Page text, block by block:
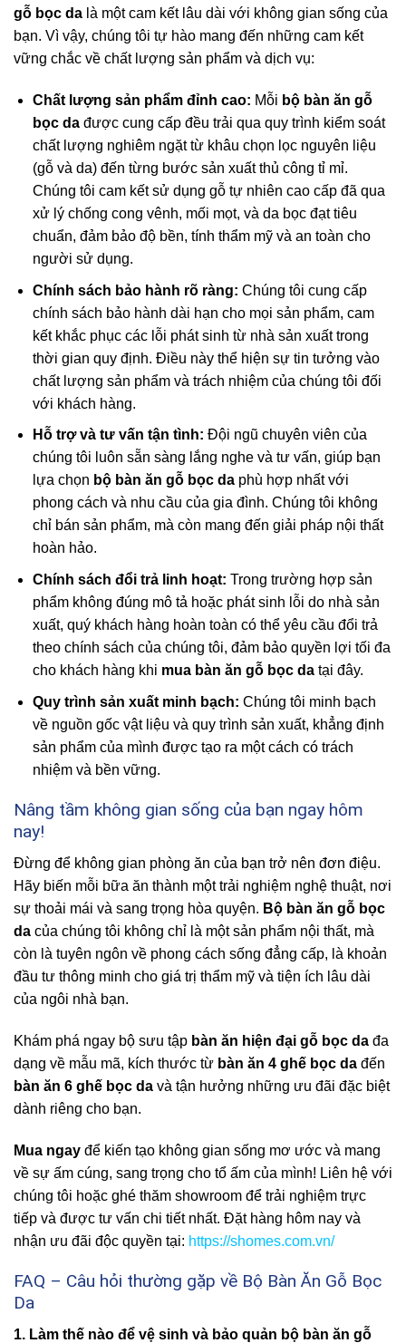
gỗ bọc da là một cam kết lâu dài với không gian sống của
bạn. Vì vậy, chúng tôi tự hào mang đến những cam kết
vững chắc về chất lượng sản phẩm và dịch vụ:
Chất lượng sản phẩm đỉnh cao: Mỗi bộ bàn ăn gỗ
bọc dađược cung cấp đều trải qua quy trình kiểm soát
chất lượng nghiêm ngặt từ khâu chọn lọc nguyên liệu
(gỗ và da) đến từng bước sản xuất thủ công tỉ mỉ.
Chúng tôi cam kết sử dụng gỗ tự nhiên cao cấp đã qua
xử lý chống cong vênh, mối mọt, và da bọc đạt tiêu
chuẩn, đảm bảo độ bền, tính thẩm mỹ và an toàn cho
người sử dụng.
Chính sách bảo hành rõ ràng: Chúng tôi cung cấp
chính sách bảo hành dài hạn cho mọi sản phẩm, cam
kết khắc phục các lỗi phát sinh từ nhà sản xuất trong
thời gian quy định. Điều này thể hiện sự tin tưởng vào
chất lượng sản phẩm và trách nhiệm của chúng tôi đối
với khách hàng.
Hỗ trợ và tư vấn tận tình: Đội ngũ chuyên viên của
chúng tôi luôn sẵn sàng lắng nghe và tư vấn, giúp bạn
lựa chọn bộ bàn ăn gỗ bọc daphù hợp nhất với
phong cách và nhu cầu của gia đình. Chúng tôi không
chỉ bán sản phẩm, mà còn mang đến giải pháp nội thất
hoàn hảo.
Chính sách đổi trả linh hoạt: Trong trường hợp sản
phẩm không đúng mô tả hoặc phát sinh lỗi do nhà sản
xuất, quý khách hàng hoàn toàn có thể yêu cầu đổi trả
theo chính sách của chúng tôi, đảm bảo quyền lợi tối đa
cho khách hàng khi mua bàn ăn gỗ bọc datại đây.
Quy trình sản xuất minh bạch: Chúng tôi minh bạch
về nguồn gốc vật liệu và quy trình sản xuất, khẳng định
sản phẩm của mình được tạo ra một cách có trách
nhiệm và bền vững.
Nâng tầm không gian sống của bạn ngay hôm
nay!
Đừng để không gian phòng ăn của bạn trở nên đơn điệu.
Hãy biến mỗi bữa ăn thành một trải nghiệm nghệ thuật, nơi
sự thoải mái và sang trọng hòa quyện. Bộ bàn ăn gỗ bọc
da của chúng tôi không chỉ là một sản phẩm nội thất, mà
còn là tuyên ngôn về phong cách sống đẳng cấp, là khoản
đầu tư thông minh cho giá trị thẩm mỹ và tiện ích lâu dài
của ngôi nhà bạn.
Khám phá ngay bộ sưu tập bàn ăn hiện đại gỗ bọc da đa
dạng về mẫu mã, kích thước từ bàn ăn 4 ghế bọc da đến
bàn ăn 6 ghế bọc da và tận hưởng những ưu đãi đặc biệt
dành riêng cho bạn.
Mua ngay để kiến tạo không gian sống mơ ước và mang
về sự ấm cúng, sang trọng cho tổ ấm của mình! Liên hệ với
chúng tôi hoặc ghé thăm showroom để trải nghiệm trực
tiếp và được tư vấn chi tiết nhất. Đặt hàng hôm nay và
nhận ưu đãi độc quyền tại: https://shomes.com.vn/
FAQ – Câu hỏi thường gặp về Bộ Bàn Ăn Gỗ Bọc
Da
1. Làm thế nào để vệ sinh và bảo quản bộ bàn ăn gỗ